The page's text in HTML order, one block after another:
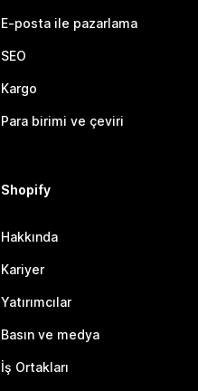
E-posta ile pazarlama
SEO
Kargo
Para birimi ve çeviri
Shopify
Hakkında
Kariyer
Yatırımcılar
Basın ve medya
İş Ortakları